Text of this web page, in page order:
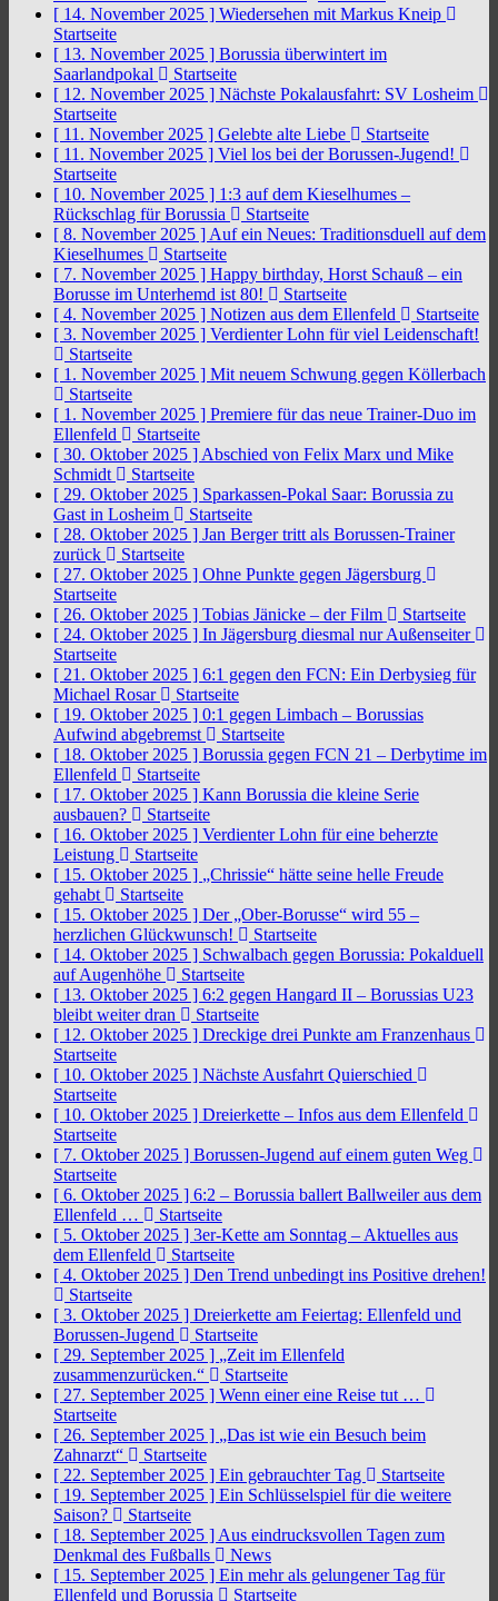
[ 14. November 2025 ] Wiedersehen mit Markus Kneip
Startseite
[ 13. November 2025 ] Borussia überwintert im
Saarlandpokal
Startseite
[ 12. November 2025 ] Nächste Pokalausfahrt: SV Losheim
Startseite
[ 11. November 2025 ] Gelebte alte Liebe
Startseite
[ 11. November 2025 ] Viel los bei der Borussen-Jugend!
Startseite
[ 10. November 2025 ] 1:3 auf dem Kieselhumes –
Rückschlag für Borussia
Startseite
[ 8. November 2025 ] Auf ein Neues: Traditionsduell auf dem
Kieselhumes
Startseite
[ 7. November 2025 ] Happy birthday, Horst Schauß – ein
Borusse im Unterhemd ist 80!
Startseite
[ 4. November 2025 ] Notizen aus dem Ellenfeld
Startseite
[ 3. November 2025 ] Verdienter Lohn für viel Leidenschaft!
Startseite
[ 1. November 2025 ] Mit neuem Schwung gegen Köllerbach
Startseite
[ 1. November 2025 ] Premiere für das neue Trainer-Duo im
Ellenfeld
Startseite
[ 30. Oktober 2025 ] Abschied von Felix Marx und Mike
Schmidt
Startseite
[ 29. Oktober 2025 ] Sparkassen-Pokal Saar: Borussia zu
Gast in Losheim
Startseite
[ 28. Oktober 2025 ] Jan Berger tritt als Borussen-Trainer
zurück
Startseite
[ 27. Oktober 2025 ] Ohne Punkte gegen Jägersburg
Startseite
[ 26. Oktober 2025 ] Tobias Jänicke – der Film
Startseite
[ 24. Oktober 2025 ] In Jägersburg diesmal nur Außenseiter
Startseite
[ 21. Oktober 2025 ] 6:1 gegen den FCN: Ein Derbysieg für
Michael Rosar
Startseite
[ 19. Oktober 2025 ] 0:1 gegen Limbach – Borussias
Aufwind abgebremst
Startseite
[ 18. Oktober 2025 ] Borussia gegen FCN 21 – Derbytime im
Ellenfeld
Startseite
[ 17. Oktober 2025 ] Kann Borussia die kleine Serie
ausbauen?
Startseite
[ 16. Oktober 2025 ] Verdienter Lohn für eine beherzte
Leistung
Startseite
[ 15. Oktober 2025 ] „Chrissie“ hätte seine helle Freude
gehabt
Startseite
[ 15. Oktober 2025 ] Der „Ober-Borusse“ wird 55 –
herzlichen Glückwunsch!
Startseite
[ 14. Oktober 2025 ] Schwalbach gegen Borussia: Pokalduell
auf Augenhöhe
Startseite
[ 13. Oktober 2025 ] 6:2 gegen Hangard II – Borussias U23
bleibt weiter dran
Startseite
[ 12. Oktober 2025 ] Dreckige drei Punkte am Franzenhaus
Startseite
[ 10. Oktober 2025 ] Nächste Ausfahrt Quierschied
Startseite
[ 10. Oktober 2025 ] Dreierkette – Infos aus dem Ellenfeld
Startseite
[ 7. Oktober 2025 ] Borussen-Jugend auf einem guten Weg
Startseite
[ 6. Oktober 2025 ] 6:2 – Borussia ballert Ballweiler aus dem
Ellenfeld …
Startseite
[ 5. Oktober 2025 ] 3er-Kette am Sonntag – Aktuelles aus
dem Ellenfeld
Startseite
[ 4. Oktober 2025 ] Den Trend unbedingt ins Positive drehen!
Startseite
[ 3. Oktober 2025 ] Dreierkette am Feiertag: Ellenfeld und
Borussen-Jugend
Startseite
[ 29. September 2025 ] „Zeit im Ellenfeld
zusammenzurücken.“
Startseite
[ 27. September 2025 ] Wenn einer eine Reise tut …
Startseite
[ 26. September 2025 ] „Das ist wie ein Besuch beim
Zahnarzt“
Startseite
[ 22. September 2025 ] Ein gebrauchter Tag
Startseite
[ 19. September 2025 ] Ein Schlüsselspiel für die weitere
Saison?
Startseite
[ 18. September 2025 ] Aus eindrucksvollen Tagen zum
Denkmal des Fußballs
News
[ 15. September 2025 ] Ein mehr als gelungener Tag für
Ellenfeld und Borussia
Startseite